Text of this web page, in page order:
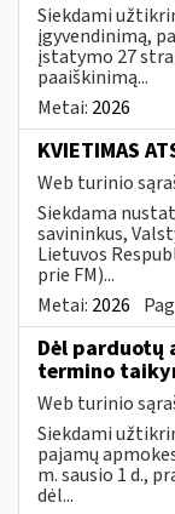
Siekdami
įgyvendinimą,
įstatymo 27
paaiškinimą...
Metai: 2026
KVIETIMAS
Web turinio
Siekdama
savininkus,
Lietuvos
prie FM)...
Metai: 2026
Dėl parduotų
termino
Web turinio
Siekdami
pajamų
m. sausio 1 d.,
dėl...